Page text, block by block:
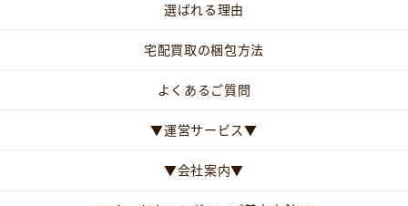
選ばれる理由
宅配買取の梱包方法
よくあるご質問
▼運営サービス▼
▼会社案内▼